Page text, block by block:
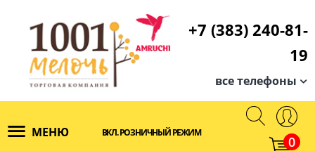
+7 (383) 240-81-
19
все телефоны
МЕНЮ ВКЛ. РОЗНИЧНЫЙ РЕЖИМ
0